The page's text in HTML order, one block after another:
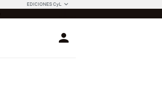
EDICIONES CyL
Login